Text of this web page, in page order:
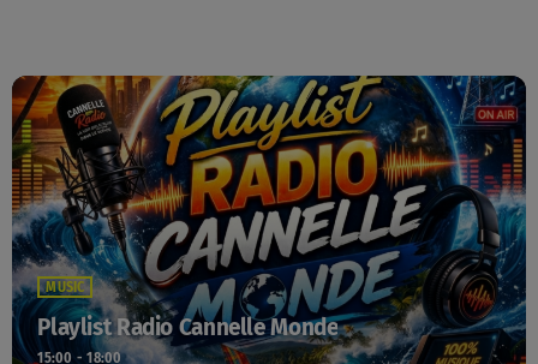
MUSIC
Playlist Radio Cannelle Monde
15:00 - 18:00